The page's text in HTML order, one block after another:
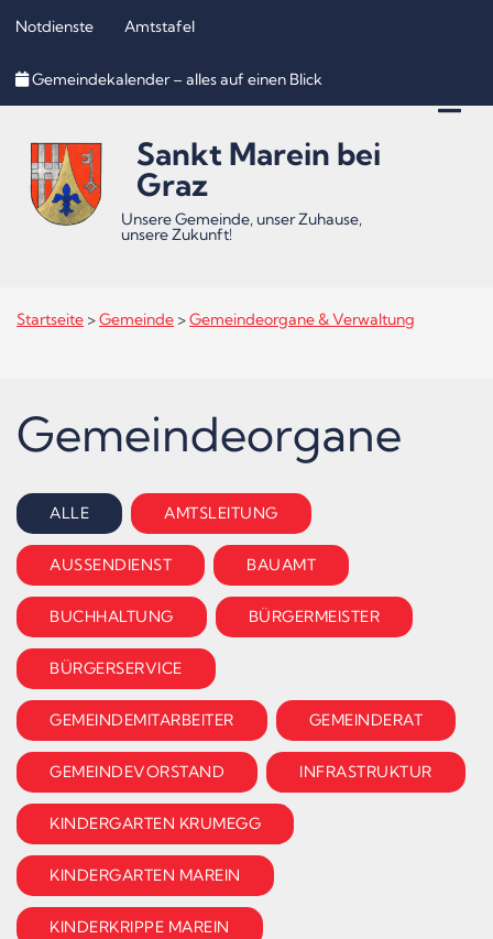
(Accesskey
(Accesskey
2)
(Accesskey
3)
Notdienste Amtstafel
Gemeindekalender – alles auf einen Blick
Sankt Marein bei
Graz
Unsere Gemeinde, unser Zuhause,
unsere Zukunft!
Startseite >Gemeinde >Gemeindeorgane & Verwaltung
Gemeindeorgane
ALLE AMTSLEITUNG
AUSSENDIENST BAUAMT
BUCHHALTUNG BÜRGERMEISTER
BÜRGERSERVICE
GEMEINDEMITARBEITER GEMEINDERAT
GEMEINDEVORSTAND INFRASTRUKTUR
KINDERGARTEN KRUMEGG
KINDERGARTEN MAREIN
KINDERKRIPPE MAREIN